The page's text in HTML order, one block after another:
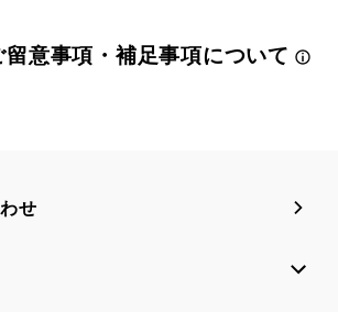
留意事項・補足事項について
せ